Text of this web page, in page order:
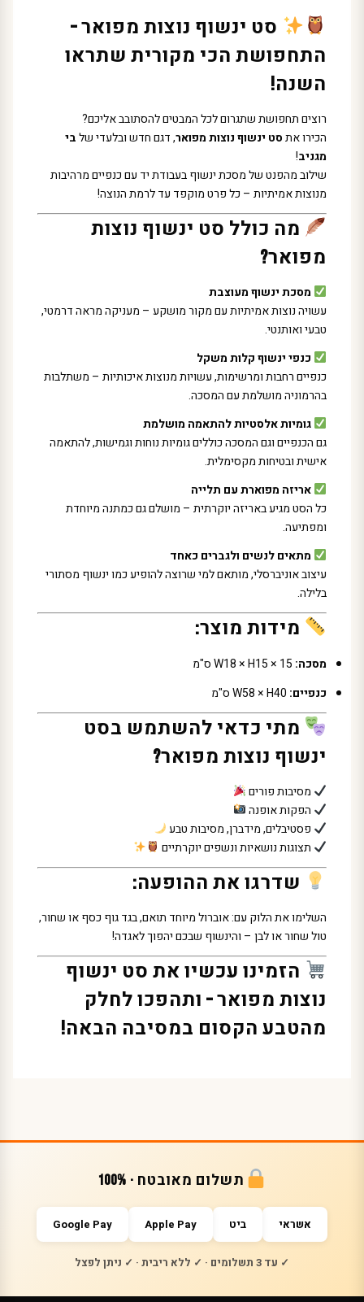
סט ינשוף נוצות מפואר –
התחפושת הכי מקורית שתראו
השנה!
רוצים תחפושת שתגרום לכל המבטים להסתובב אליכם?
הכירו אתסט ינשוף נוצות מפואר, דגם חדש ובלעדי שלבי
מגניב!
שילוב מהפנט של מסכת ינשוף בעבודת יד עם כנפיים מרהיבות
מנוצות אמיתיות – כל פרט מוקפד עד לרמת הנוצה!
מה כולל סט ינשוף נוצות
מפואר?
מסכת ינשוף מעוצבת
עשויה נוצות אמיתיות עם מקור מושקע – מעניקה מראה דרמטי,
טבעי ואותנטי.
כנפי ינשוף קלות משקל
כנפיים רחבות ומרשימות, עשויות מנוצות איכותיות – משתלבות
בהרמוניה מושלמת עם המסכה.
גומיות אלסטיות להתאמה מושלמת
גם הכנפיים וגם המסכה כוללים גומיות נוחות וגמישות, להתאמה
אישית ובטיחות מקסימלית.
אריזה מפוארת עם תלייה
כל הסט מגיע באריזה יוקרתית – מושלם גם כמתנה מיוחדת
ומפתיעה.
מתאים לנשים ולגברים כאחד
עיצוב אוניברסלי, מותאם למי שרוצה להופיע כמו ינשוף מסתורי
בלילה.
מידות מוצר:
מסכה:
כנפיים:
מתי כדאי להשתמש בסט
ינשוף נוצות מפואר?
מסיבות פורים
הפקות אופנה
פסטיבלים, מידברן, מסיבות טבע
תצוגות נושאיות ונשפים יוקרתיים
שדרגו את ההופעה:
השלימו את הלוק עם: אוברול מיוחד תואם, בגד גוף כסף או שחור,
טול שחור או לבן – והינשוף שבכם יהפוך לאגדה!
הזמינו עכשיו את סט ינשוף
נוצות מפואר – ותהפכו לחלק
מהטבע הקסום במסיבה הבאה!
תשלום מאובטח · 100%
אשראי ביט Apple Pay
Google Pay
✓ עד 3 תשלומים · ✓ ללא ריבית · ✓ ניתן לפצל